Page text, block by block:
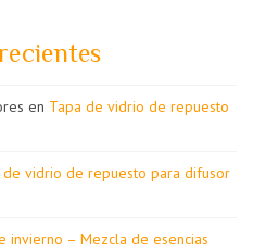
en Tapa de vidrio de repuesto
de vidrio de repuesto para difusor
invierno – Mezcla de esencias